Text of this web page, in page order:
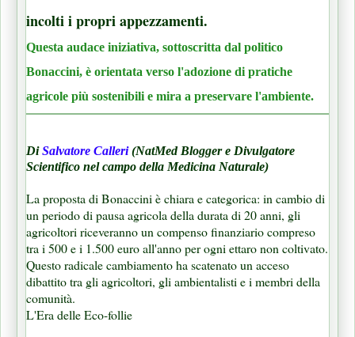
incolti i propri appezzamenti.
Questa audace iniziativa, sottoscritta dal politico
Bonaccini, è orientata verso l'adozione di pratiche
agricole più sostenibili e mira a preservare l'ambiente.
DiSalvatore Calleri(NatMed Blogger e Divulgatore
Scientifico nel campo della Medicina Naturale)
La proposta di Bonaccini è chiara e categorica: in cambio di
un periodo di pausa agricola della durata di 20 anni, gli
agricoltori riceveranno un compenso finanziario compreso
tra i 500 e i 1.500 euro all'anno per ogni ettaro non coltivato.
Questo radicale cambiamento ha scatenato un acceso
dibattito tra gli agricoltori, gli ambientalisti e i membri della
comunità.
L'Era delle Eco-follie